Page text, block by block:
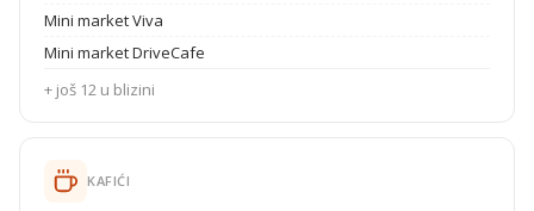
Mini market Viva
Mini market DriveCafe
+ još 12 u blizini
KAFIĆI